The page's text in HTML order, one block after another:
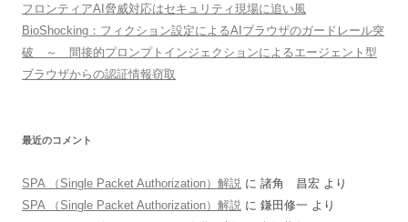
フロンティアAI脅威対応はセキュリティ現場に追い風
BioShocking：フィクション設定によるAIブラウザのガードレール突
破 ～ 間接的プロンプトインジェクションによるエージェント型
ブラウザからの認証情報窃取
最近のコメント
SPA （Single Packet Authorization）解説 に 諸角 昌宏 より
SPA （Single Packet Authorization）解説 に 鎌田修一 より